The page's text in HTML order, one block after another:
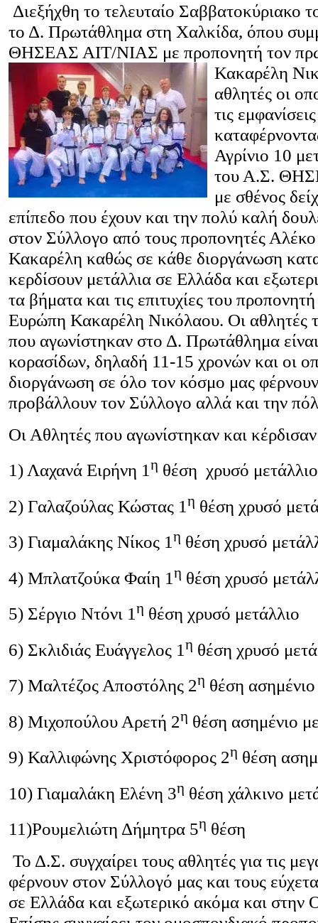
Διεξήχθη το τελευταίο Σαββατοκύριακο
το Δ. Πρωτάθλημα στη Χαλκίδα, όπου
ΘΗΣΕΑΣ ΑΙΤ/ΝΙΑΣ με προπονητή τον
Κακαρέλη
αθλητές οι
τις
Αγρίνιο 10
του Α.Σ.
με σθένος
επίπεδο που έχουν και την πολύ καλή
στον Σύλλογο από τους προπονητές
Κακαρέλη καθώς σε κάθε διοργάνωση
κερδίσουν μετάλλια σε Ελλάδα και
τα βήματα και τις επιτυχίες του
Ευρώπη Κακαρέλη Νικόλαου. Οι
που αγωνίστηκαν στο Δ. Πρωτάθλημα
κορασίδων, δηλαδή 11-15 χρονών και οι
διοργάνωση σε όλο τον κόσμο μας
προβάλλουν τον Σύλλογο αλλά και την
Οι Αθλητές που αγωνίστηκαν και κέρδισαν
1) Λαχανά Ειρήνη 1η θέση χρυσό μετάλλιο
2) Γαλαζούλας Κώστας 1 η θέση χρυσό
3) Γιαμαλάκης Νίκος 1η θέση χρυσό
4) Μπλατζούκα Φαίη 1 η θέση χρυσό
5) Σέργιο Ντόνι 1η θέση χρυσό μετάλλιο
6) Σκλιδιάς Ευάγγελος 1 η θέση χρυσό
7) Μαλτέζος Αποστόλης 2η θέση
8) Μιχοπούλου Αρετή 2η θέση ασημένιο
9) Καλλιφώνης Χριστόφορος 2η θέση
10) Γιαμαλάκη Ελένη 3η θέση χάλκινο
11)Ρουμελιώτη Δήμητρα 5η θέση
Το Δ.Σ. συγχαίρει τους αθλητές για τις
φέρνουν στον Σύλλογό μας και τους
σε Ελλάδα και εξωτερικό ακόμα και στην